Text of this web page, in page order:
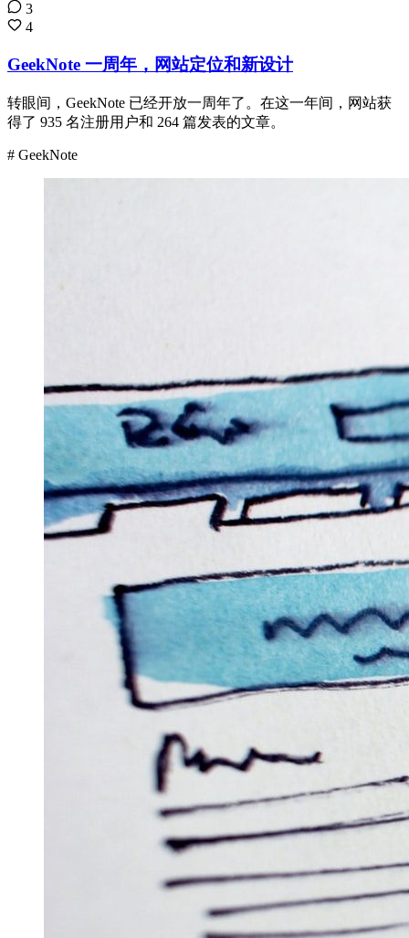
3
4
GeekNote 一周年，网站定位和新设计
转眼间，GeekNote 已经开放一周年了。在这一年间，网站获
得了 935 名注册用户和 264 篇发表的文章。
# GeekNote